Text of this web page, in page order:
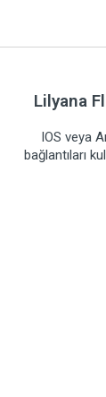
Lilyana
IOS veya
bağlantıları